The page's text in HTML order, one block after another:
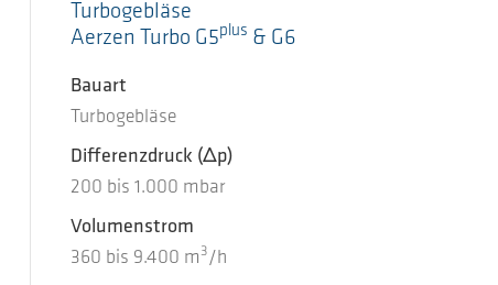
Turbogebläse
Aerzen Turbo G5plus & G6
Bauart
Turbogebläse
Differenzdruck (Δp)
200 bis 1.000 mbar
Volumenstrom
360 bis 9.400 m 3 /h